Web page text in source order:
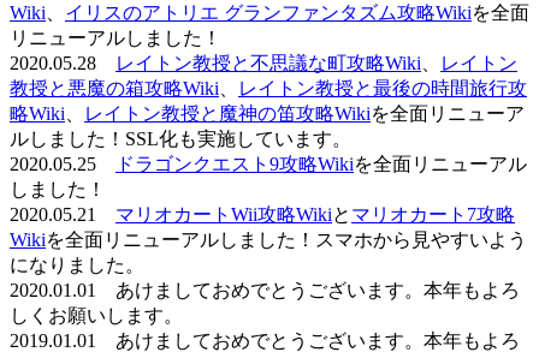
Wiki
イリスのアトリエ グランファンタズム攻略Wikiを全面
リニューアルしました！
2020.05.28
レイトン教授と不思議な町攻略Wiki
レイトン
教授と悪魔の箱攻略Wiki
レイトン教授と最後の時間旅行攻
略Wiki
レイトン教授と魔神の笛攻略Wikiを全面リニューア
ルしました！SSL化も実施しています。
2020.05.25
ドラゴンクエスト9攻略Wikiを全面リニューアル
しました！
2020.05.21 マリオカートWii攻略Wikiと マリオカート7攻略
Wikiを全面リニューアルしました！スマホから見やすいよう
になりました。
2020.01.01 あけましておめでとうございます。本年もよろ
しくお願いします。
2019.01.01 あけましておめでとうございます。本年もよろ